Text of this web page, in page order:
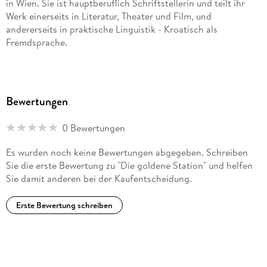
in Wien. Sie ist hauptberuflich Schriftstellerin und teilt ihr
Werk einerseits in Literatur, Theater und Film, und
andererseits in praktische Linguistik - Kroatisch als
Fremdsprache.
Bewertungen
0 Bewertungen
Es wurden noch keine Bewertungen abgegeben. Schreiben
Sie die erste Bewertung zu "Die goldene Station" und helfen
Sie damit anderen bei der Kaufentscheidung.
Erste Bewertung schreiben